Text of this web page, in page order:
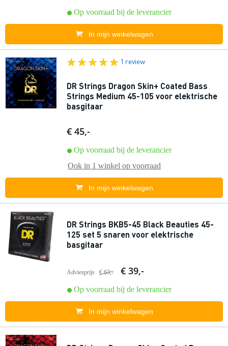
Op voorraad bij de leverancier
In mijn winkelwagen
1 review
DR Strings Dragon Skin+ Coated Bass
Strings Medium 45-105 voor elektrische
basgitaar
€ 45,-
Op voorraad bij de leverancier
Ook in 1 winkel op voorraad
In mijn winkelwagen
DR Strings BKB5-45 Black Beauties 45-
125 set 5 snaren voor elektrische
basgitaar
Adviesprijs € 63,- € 39,-
Op voorraad bij de leverancier
In mijn winkelwagen